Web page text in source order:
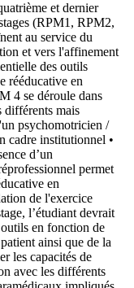
et dernier
(RPM1, RPM2,
au service du
et vers l'affinement
des outils
rééducative en
4 se déroule dans
différents mais
psychomotricien /
cadre institutionnel •
d’un
permet
en
de l'exercice
l’étudiant devrait
en fonction de
ainsi que de la
les capacités de
avec les différents